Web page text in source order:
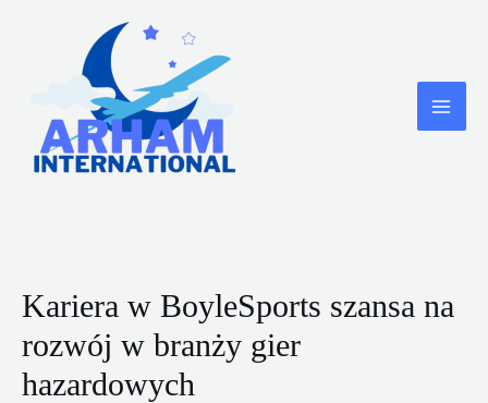
Kariera w BoyleSports szansa na
rozwój w branży gier
hazardowych